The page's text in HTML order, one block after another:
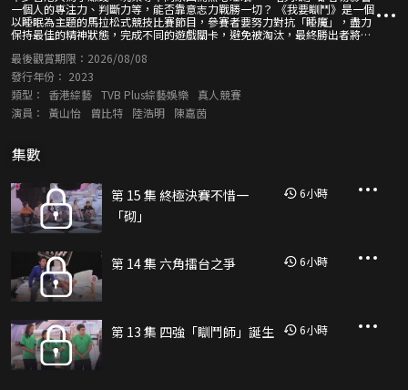
一個人的專注力、判斷力等，能否靠意志力戰勝一切？ 《我要瞓鬥》是一個
以睡眠為主題的馬拉松式競技比賽節目，參賽者要努力對抗「睡魔」，盡力
保持最佳的精神狀態，完成不同的遊戲關卡，避免被淘汰，最終勝出者將可
重要，並提高大眾對睡眠與健康的關注。
最後觀賞期限： 2026/08/08
發行年份： 2023
類型：
香港綜藝 TVB Plus綜藝娛樂 真人競賽
演員：
黃山怡 曾比特 陸浩明 陳嘉茵
集數
第 15 集 終極決賽不惜一
「砌」
6小時
第 14 集 六角擂台之爭 6小時
第 13 集 四強「瞓鬥師」誕生 6小時